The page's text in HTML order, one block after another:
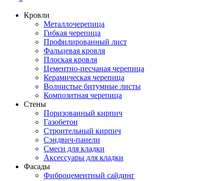
Кровли
Металлочерепица
Гибкая черепица
Профилированный лист
Фальцевая кровля
Плоская кровля
Цементно-песчаная черепица
Керамическая черепица
Волнистые битумные листы
Композитная черепица
Стены
Поризованный кирпич
Газобетон
Строительный кирпич
Сэндвич-панели
Смеси для кладки
Аксессуары для кладки
Фасады
Фиброцементный сайдинг